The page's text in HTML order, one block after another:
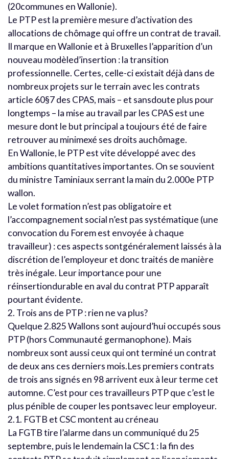
(20communes en Wallonie).
Le PTP est la première mesure d’activation des
allocations de chômage qui offre un contrat de travail.
Il marque en Wallonie et à Bruxelles l’apparition d’un
nouveau modèled’insertion : la transition
professionnelle. Certes, celle-ci existait déjà dans de
nombreux projets sur le terrain avec les contrats
article 60§7 des CPAS, mais – et sansdoute plus pour
longtemps – la mise au travail par les CPAS est une
mesure dont le but principal a toujours été de faire
retrouver au minimexé ses droits auchômage.
En Wallonie, le PTP est vite développé avec des
ambitions quantitatives importantes. On se souvient
du ministre Taminiaux serrant la main du 2.000e PTP
wallon.
Le volet formation n’est pas obligatoire et
l’accompagnement social n’est pas systématique (une
convocation du Forem est envoyée à chaque
travailleur) : ces aspects sontgénéralement laissés à la
discrétion de l’employeur et donc traités de manière
très inégale. Leur importance pour une
réinsertiondurable en aval du contrat PTP apparaît
pourtant évidente.
2. Trois ans de PTP : rien ne va plus?
Quelque 2.825 Wallons sont aujourd’hui occupés sous
PTP (hors Communauté germanophone). Mais
nombreux sont aussi ceux qui ont terminé un contrat
de deux ans ces derniers mois.Les premiers contrats
de trois ans signés en 98 arrivent eux à leur terme cet
automne. C’est pour ces travailleurs PTP que c’est le
plus pénible de couper les pontsavec leur employeur.
2.1. FGTB et CSC montent au créneau
La FGTB tire l’alarme dans un communiqué du 25
septembre, puis le lendemain la CSC1 : la fin des